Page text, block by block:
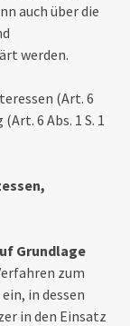
auch über die
werden.
(Art. 6
6 Abs. 1 S. 1
Grundlage
zum
in dessen
in den Einsatz